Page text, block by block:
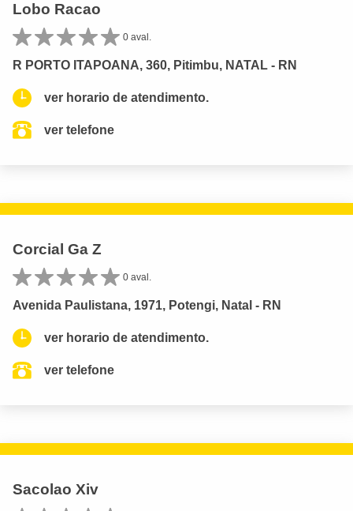
Lobo Racao
0 aval.
R PORTO ITAPOANA, 360, Pitimbu, NATAL - RN
ver horario de atendimento.
ver telefone
Corcial Ga Z
0 aval.
Avenida Paulistana, 1971, Potengi, Natal - RN
ver horario de atendimento.
ver telefone
Sacolao Xiv